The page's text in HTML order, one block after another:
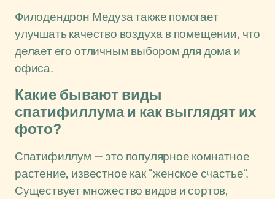
Филодендрон Медуза также помогает
улучшать качество воздуха в помещении, что
делает его отличным выбором для дома и
офиса.
Какие бывают виды
спатифиллума и как выглядят их
фото?
Спатифиллум — это популярное комнатное
растение, известное как "женское счастье".
Существует множество видов и сортов,